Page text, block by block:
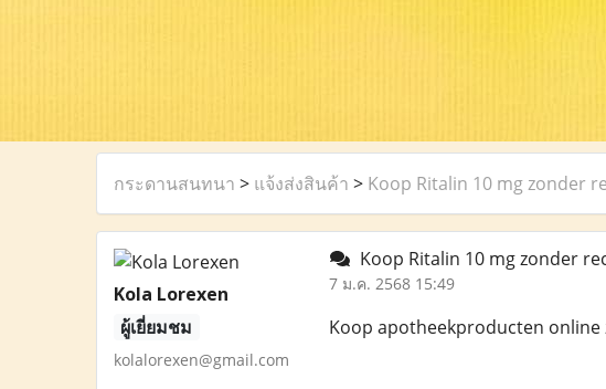
กระดานสนทนา > แจ้งส่งสินค้า > Koop Ritalin 10 mg zonder
Kola Lorexen
ผู้เยี่ยมชม
kolalorexen@gmail.com
Koop Ritalin 10 mg zonder
7 ม.ค. 2568 15:49
Koop apotheekproducten online